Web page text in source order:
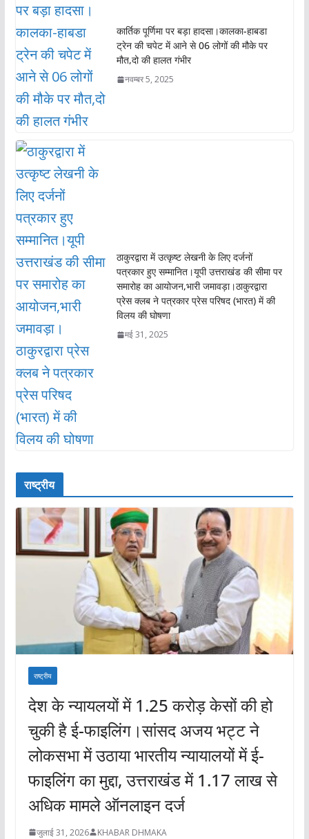
कार्तिक पूर्णिमा पर बड़ा हादसा।कालका-हाबडा
ट्रेन की चपेट में आने से 06 लोगों की मौके पर
मौत,दो की हालत गंभीर
नवम्बर 5, 2025
ठाकुरद्वारा में उत्कृष्ट लेखनी के लिए दर्जनों
पत्रकार हुए सम्मानित।यूपी उत्तराखंड की सीमा पर
समारोह का आयोजन,भारी जमावड़ा।ठाकुरद्वारा
प्रेस क्लब ने पत्रकार प्रेस परिषद (भारत) में की
विलय की घोषणा
मई 31, 2025
राष्ट्रीय
राष्ट्रीय
देश के न्यायलयों में 1.25 करोड़ केसों की हो
चुकी है ई-फाइलिंग।सांसद अजय भट्ट ने
लोकसभा में उठाया भारतीय न्यायालयों में ई-
फाइलिंग का मुद्दा, उत्तराखंड में 1.17 लाख से
अधिक मामले ऑनलाइन दर्ज
जुलाई 31, 2026 KHABAR DHMAKA